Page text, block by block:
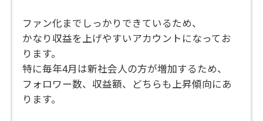
ファン化までしっかりできているため、
かなり収益を上げやすいアカウントになってお
ります。
特に毎年4月は新社会人の方が増加するため、
フォロワー数、収益額、どちらも上昇傾向にあ
ります。